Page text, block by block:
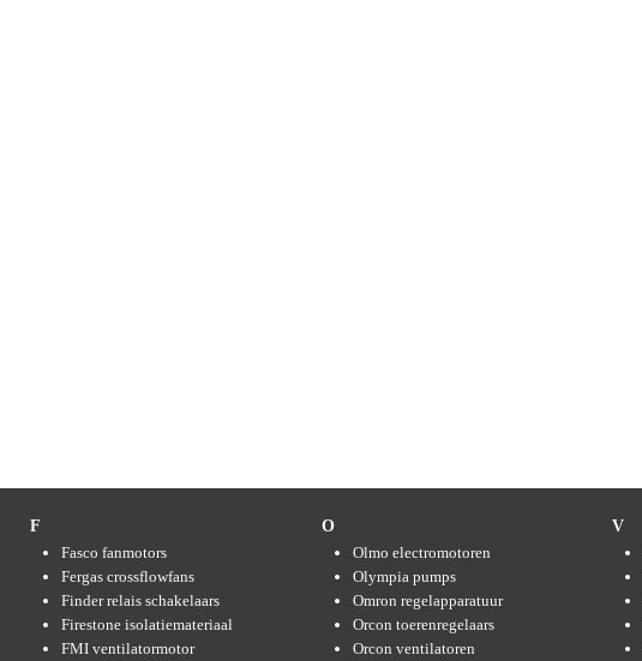
F
Fasco fanmotors
Fergas crossflowfans
Finder relais schakelaars
Firestone isolatiemateriaal
FMI ventilatormotor
O
Olmo electromotoren
Olympia pumps
Omron regelapparatuur
Orcon toerenregelaars
Orcon ventilatoren
V